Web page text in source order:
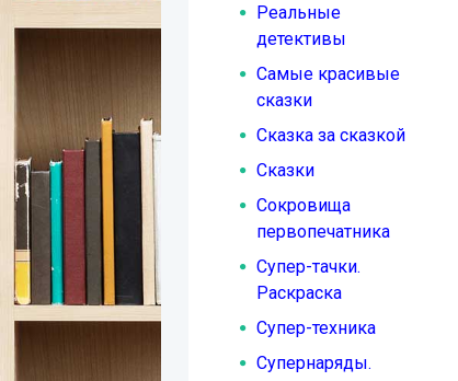
Реальные
детективы
Самые красивые
сказки
Сказка за сказкой
Сказки
Сокровища
первопечатника
Супер-тачки.
Раскраска
Супер-техника
Супернаряды.